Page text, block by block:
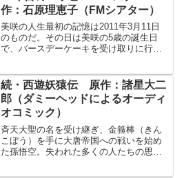
分の死体だ。掛井は、自分が“エンジェ
ル”ならぬ、“ゴースト”（＝幽霊）になっ
てしまったことを知り驚愕する。しか
し、不思議なことはそれだけではない。
死ぬ前2年間の記憶がないのだ。掛井は、
作：石原理恵子（FMシアター）
美咲の人生最初の記憶は2011年3月11日
のものだ。その日は美咲の5歳の誕生日
で、バースデーケーキを受け取りに行っ
災の語り部ガイドのボランティアを始め
たのも複雑な気持ちで見ていた。萌にど
うして欲しいということがある訳ではな
い。美咲は聞いて欲しいのだ。自分の中
にある思いを、ただ聞いて欲しかったの
だ。
続・西遊妖猿伝 原作：諸星大二
郎（ダミーヘッドによるオーディ
オコミック）
斉天大聖の名を受け継ぎ、金箍棒（きん
こぼう）を手に大唐帝国への戦いを始め
た孫悟空。失われた多くの人たちの思い